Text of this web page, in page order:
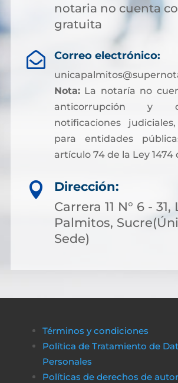
notaria no cuenta
gratuita
 Correo electrónico:
Nota:La notaría no
anticorrupción y
notificaciones
para entidades
artículo 74 de la Ley 1474

Dirección:
Carrera 11 N° 6 - 31,
Palmitos,
Sede)
Términos y condiciones
Política de Tratamiento de
Personales
Políticas de derechos de autor